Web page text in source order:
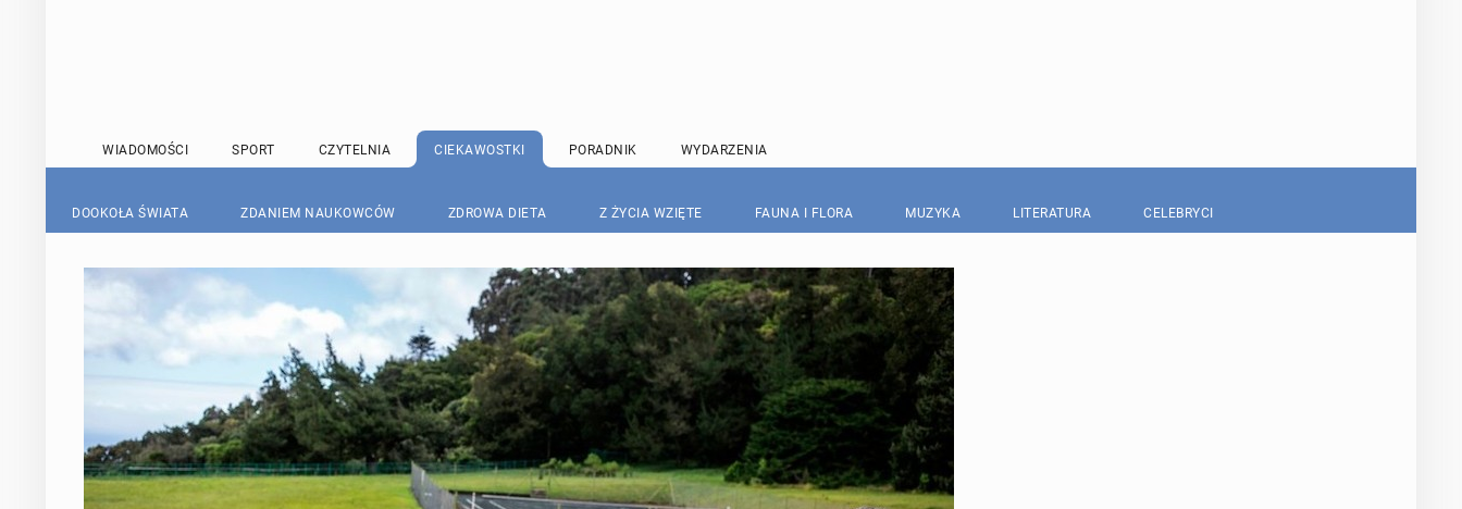
WIADOMOŚCI SPORT CZYTELNIA CIEKAWOSTKI PORADNIK WYDARZENIA
DOOKOŁA ŚWIATA ZDANIEM NAUKOWCÓW ZDROWA DIETA Z ŻYCIA WZIĘTE FAUNA I FLORA MUZYKA LITERATURA CELEBRYCI